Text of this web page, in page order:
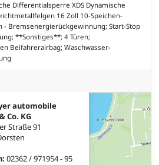
Differentialsperre XDS Dynamische
16 Zoll 10-Speichen-
- Bremsenergierückgewinnung; Start-Stop
**Sonstiges**; 4 Türen;
Beifahrerairbag; Waschwasser-
automobile
Co. KG
Straße 91
02362 / 971954 - 95